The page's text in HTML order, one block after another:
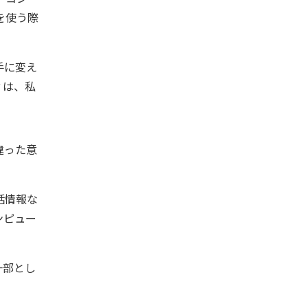
使う際
に変え
は、私
った意
情報な
ュー
とし